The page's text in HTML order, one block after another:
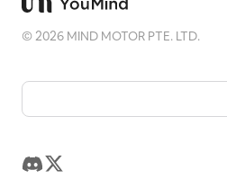
©2026 MIND MOTOR PTE. LTD.